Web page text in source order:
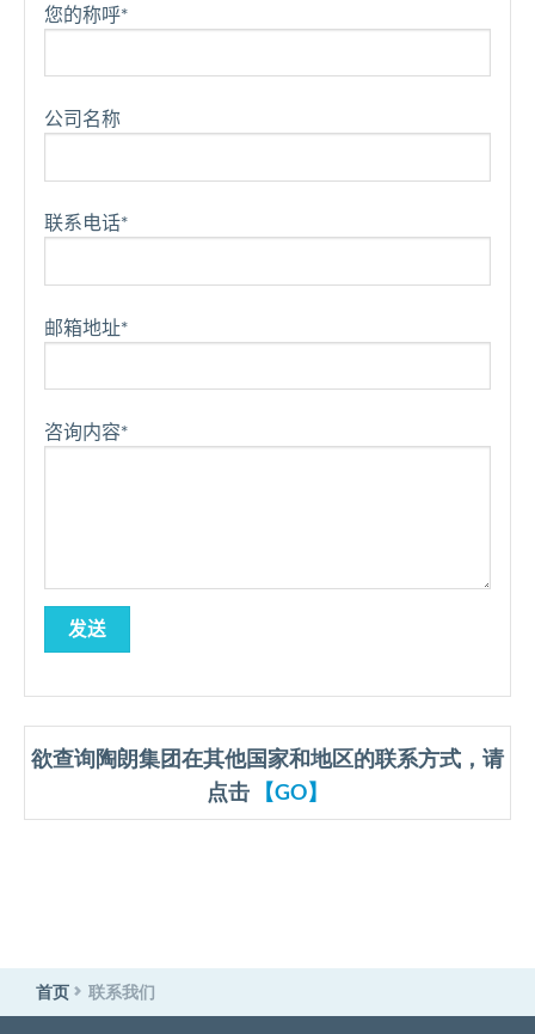
您的称呼*
公司名称
联系电话*
邮箱地址*
咨询内容*
欲查询陶朗集团在其他国家和地区的联系方式，请
点击
【GO】
首页 联系我们